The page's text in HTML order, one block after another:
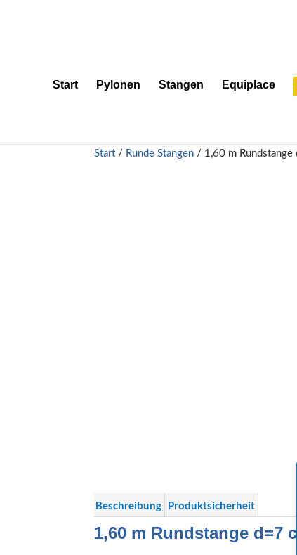
Start Pylonen Stangen Equiplace
Start / Runde Stangen / 1,60 m Rundstange
Beschreibung Produktsicherheit
1,60 m Rundstange d=7